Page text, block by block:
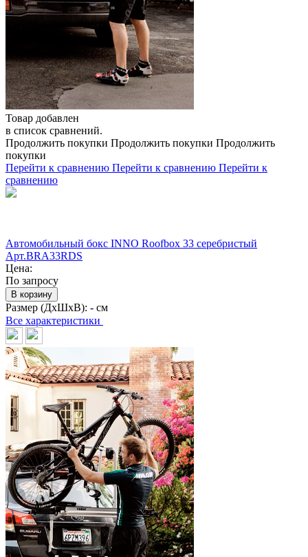
Товар добавлен
в список сравнений.
Продолжить покупки Продолжить покупки Продолжить
покупки
Перейти к сравнению Перейти к сравнению Перейти к
сравнению
Автомобильный бокс INNO Roofbox 33 серебристый
Арт.BRA33RDS
Цена:
По запросу
В корзину
Размер (ДхШхВ): - см
Все характеристики